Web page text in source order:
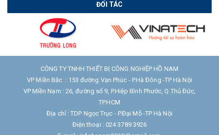
ĐỐI TÁC
CÔNG TY TNHH THIẾT BỊ CÔNG NGHIỆP HỒ NAM
VP Miền Bắc : 153 đường Vạn Phúc - P.Hà Đông -TP Hà Nội
VP Miền Nam : 26, đường số 9, P.Hiệp Bình Phước, Q.Thủ Đức,
TP.HCM
Địa chỉ : TDP Ngọc Trục - P.Đại Mỗ -TP Hà Nội
Điện thoại : 024 3789 3926